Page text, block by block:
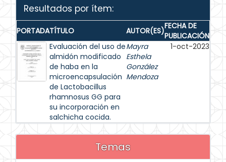
Resultados por ítem:
PORTADATÍTULO AUTOR(ES)FECHA DE
PUBLICACIÓN
Evaluación del uso de
almidón modificado
de haba en la
microencapsulación
de Lactobacillus
rhamnosus GG para
su incorporación en
salchicha cocida.
Mayra
Esthela
González
Mendoza
1-oct-2023
Temas